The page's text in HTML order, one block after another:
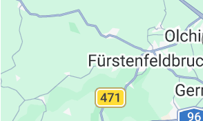
Datenschutzerklärung